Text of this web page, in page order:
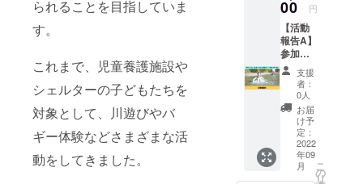
られることを目指していま
す。
これまで、児童養護施設や
シェルターの子どもたちを
対象として、川遊びやバ
ギー体験などさまざまな活
動をしてきました。
せ、大
歓迎で
す！
てお名
前を掲
載させ
ていた
だきま
す。 あ
なたの
お名前
を社団
法人ス
マイル
ライフ
のHPで
00 円
【活動
報告A】
参加し
た子ど
もが書
いてく
れた感
想文
データ
をお送
りしま
す。 ド
支援
者：
0人
お届
け予
定：
2022
年09
月
こ
の
リ